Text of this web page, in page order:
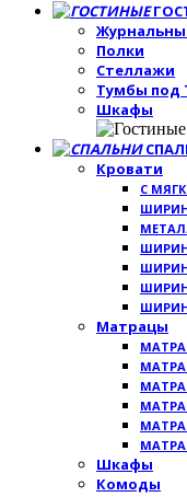
Полки
Стеллажи
Тумбы под
Шкафы
Кровати
С
Матрацы
Шкафы
Комоды